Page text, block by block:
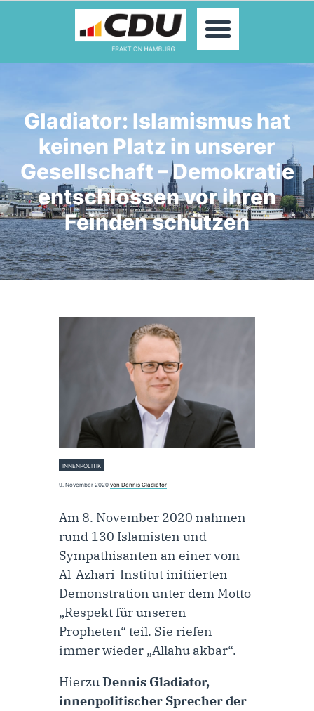
Gladiator: Islamismus hat
keinen Platz in unserer
Gesellschaft – Demokratie
entschlossen vor ihren
Feinden schützen
MOIN!
ABGEORDNETE
KONTAKT
PRESSE
INNENPOLITIK
9. November 2020 von Dennis Gladiator
Am 8. November 2020 nahmen
rund 130 Islamisten und
Sympathisanten an einer vom
Al-Azhari-Institut initiierten
Demonstration unter dem Motto
„Respekt für unseren
Propheten“ teil. Sie riefen
immer wieder „Allahu akbar“.
HierzuDennis Gladiator,
innenpolitischer Sprecher der